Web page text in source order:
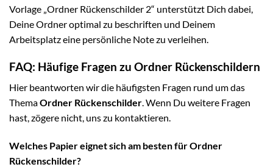
Vorlage „Ordner Rückenschilder 2“ unterstützt Dich dabei,
Deine Ordner optimal zu beschriften und Deinem
Arbeitsplatz eine persönliche Note zu verleihen.
FAQ: Häufige Fragen zu Ordner Rückenschildern
Hier beantworten wir die häufigsten Fragen rund um das
ThemaOrdner Rückenschilder. Wenn Du weitere Fragen
hast, zögere nicht, uns zu kontaktieren.
Welches Papier eignet sich am besten für Ordner
Rückenschilder?